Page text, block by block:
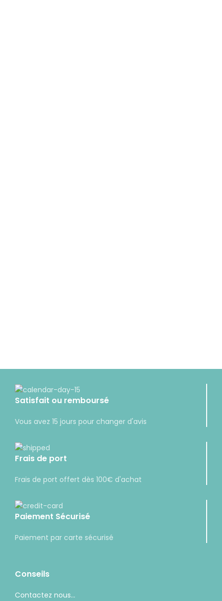
Satisfait ou remboursé
Vous avez 15 jours pour changer d'avis
Frais de port
Frais de port offert dès 100€ d'achat
Paiement Sécurisé
Paiement par carte sécurisé
Conseils
Contactez nous...